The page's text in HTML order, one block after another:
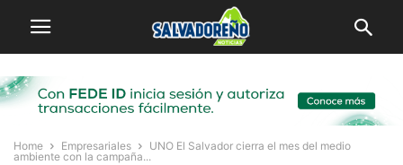
Home Empresariales
UNO El Salvador cierra el mes del medio
ambiente con la campaña...